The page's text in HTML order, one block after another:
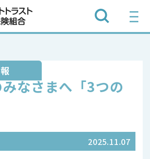
なさまへ「3つの
2025.11.07